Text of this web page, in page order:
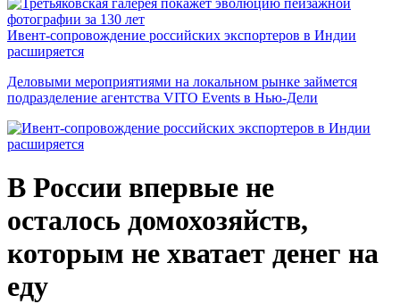
Ивент-сопровождение российских экспортеров в Индии
расширяется
Деловыми мероприятиями на локальном рынке займется
подразделение агентства VITO Events в Нью-Дели
В России впервые не
осталось домохозяйств,
которым не хватает денег на
еду